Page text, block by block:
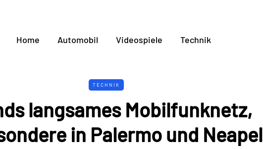
Home Automobil Videospiele Technik
TECHNIK
langsames Mobilfunknetz,
in Palermo und Neapel